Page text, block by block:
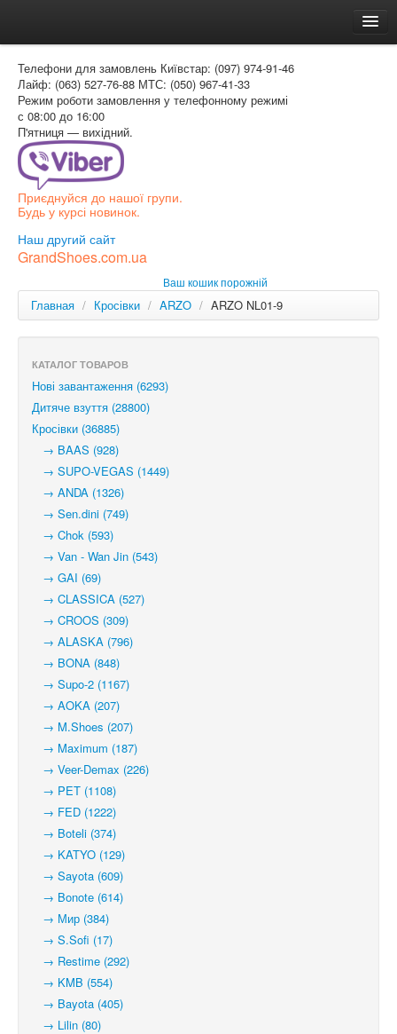
Доставка и оплата
Как заказать
Контакти
Таблиця розмірів
Вхід для покупця
РОС
Телефони для замовлень Київстар: (097) 974-91-46
Лайф: (063) 527-76-88 МТС: (050) 967-41-33
Режим роботи замовлення у телефонному режимі
с 08:00 до 16:00
П'ятниця — вихідний.
Приєднуйся до нашої групи.
Будь у курсі новинок.
Наш другий сайт
GrandShoes.com.ua
Ваш кошик порожній
Главная / Кросівки / ARZO / ARZO NL01-9
КАТАЛОГ ТОВАРОВ
Нові завантаження (6293)
Дитяче взуття (28800)
Кросівки (36885)
→ BAAS (928)
→ SUPO-VEGAS (1449)
→ ANDA (1326)
→ Sen.dini (749)
→ Chok (593)
→ Van - Wan Jin (543)
→ GAI (69)
→ CLASSICA (527)
→ CROOS (309)
→ ALASKA (796)
→ BONA (848)
→ Supo-2 (1167)
→ AOKA (207)
→ M.Shoes (207)
→ Maximum (187)
→ Veer-Demax (226)
→ PET (1108)
→ FED (1222)
→ Boteli (374)
→ KATYO (129)
→ Sayota (609)
→ Bonote (614)
→ Мир (384)
→ S.Sofi (17)
→ Restime (292)
→ KMB (554)
→ Bayota (405)
→ Lilin (80)